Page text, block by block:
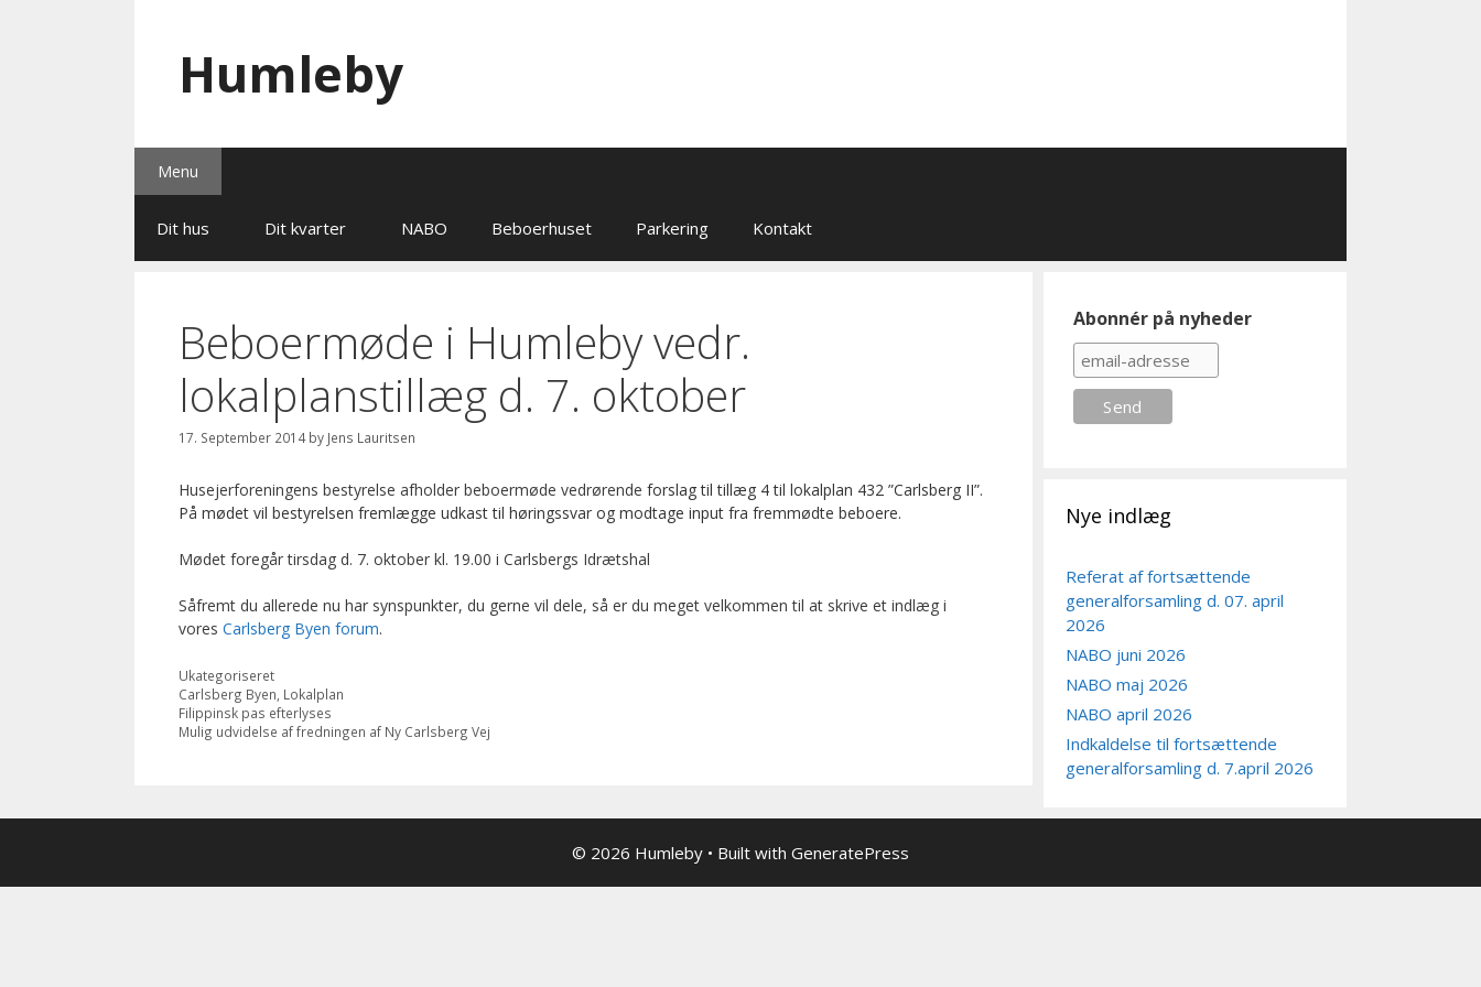
Humleby
Menu
Dit hus Dit kvarter NABO Beboerhuset Parkering Kontakt
Beboermøde i Humleby vedr.
lokalplanstillæg d. 7. oktober
17. September 2014 by Jens Lauritsen
Husejerforeningens bestyrelse afholder beboermøde vedrørende forslag til tillæg 4 til lokalplan 432 ”Carlsberg II”.
På mødet vil bestyrelsen fremlægge udkast til høringssvar og modtage input fra fremmødte beboere.
Mødet foregår tirsdag d. 7. oktober kl. 19.00 i Carlsbergs Idrætshal
Såfremt du allerede nu har synspunkter, du gerne vil dele, så er du meget velkommen til at skrive et indlæg i
vores Carlsberg Byen forum.
Categories
Ukategoriseret
Tags
Carlsberg Byen Lokalplan
Filippinsk pas efterlyses
Mulig udvidelse af fredningen af Ny Carlsberg Vej
Abonnér på nyheder
Nye indlæg
Referat af fortsættende
generalforsamling d. 07. april
2026
NABO juni 2026
NABO maj 2026
NABO april 2026
Indkaldelse til fortsættende
generalforsamling d. 7.april 2026
© 2026 Humleby • Built with GeneratePress